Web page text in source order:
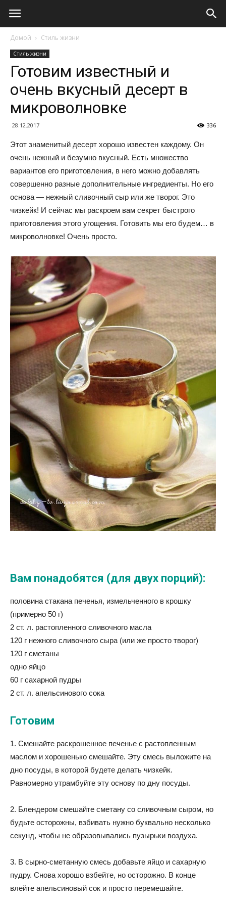
Домой Стиль жизни
Стиль жизни
Готовим известный и
очень вкусный десерт в
микроволновке
28.12.2017 336
Этот знаменитый десерт хорошо известен каждому. Он
очень нежный и безумно вкусный. Есть множество
вариантов его приготовления, в него можно добавлять
совершенно разные дополнительные ингредиенты. Но его
основа — нежный сливочный сыр или же творог. Это
чизкейк! И сейчас мы раскроем вам секрет быстрого
приготовления этого угощения. Готовить мы его будем… в
микроволновке! Очень просто.
Вам понадобятся (для двух порций):
половина стакана печенья, измельченного в крошку
(примерно 50 г)
2 ст. л. растопленного сливочного масла
120 г нежного сливочного сыра (или же просто творог)
120 г сметаны
одно яйцо
60 г сахарной пудры
2 ст. л. апельсинового сока
Готовим
1. Смешайте раскрошенное печенье с растопленным
маслом и хорошенько смешайте. Эту смесь выложите на
дно посуды, в которой будете делать чизкейк.
Равномерно утрамбуйте эту основу по дну посуды.
2. Блендером смешайте сметану со сливочным сыром, но
будьте осторожны, взбивать нужно буквально несколько
секунд, чтобы не образовывались пузырьки воздуха.
3. В сырно-сметанную смесь добавьте яйцо и сахарную
пудру. Снова хорошо взбейте, но осторожно. В конце
влейте апельсиновый сок и просто перемешайте.